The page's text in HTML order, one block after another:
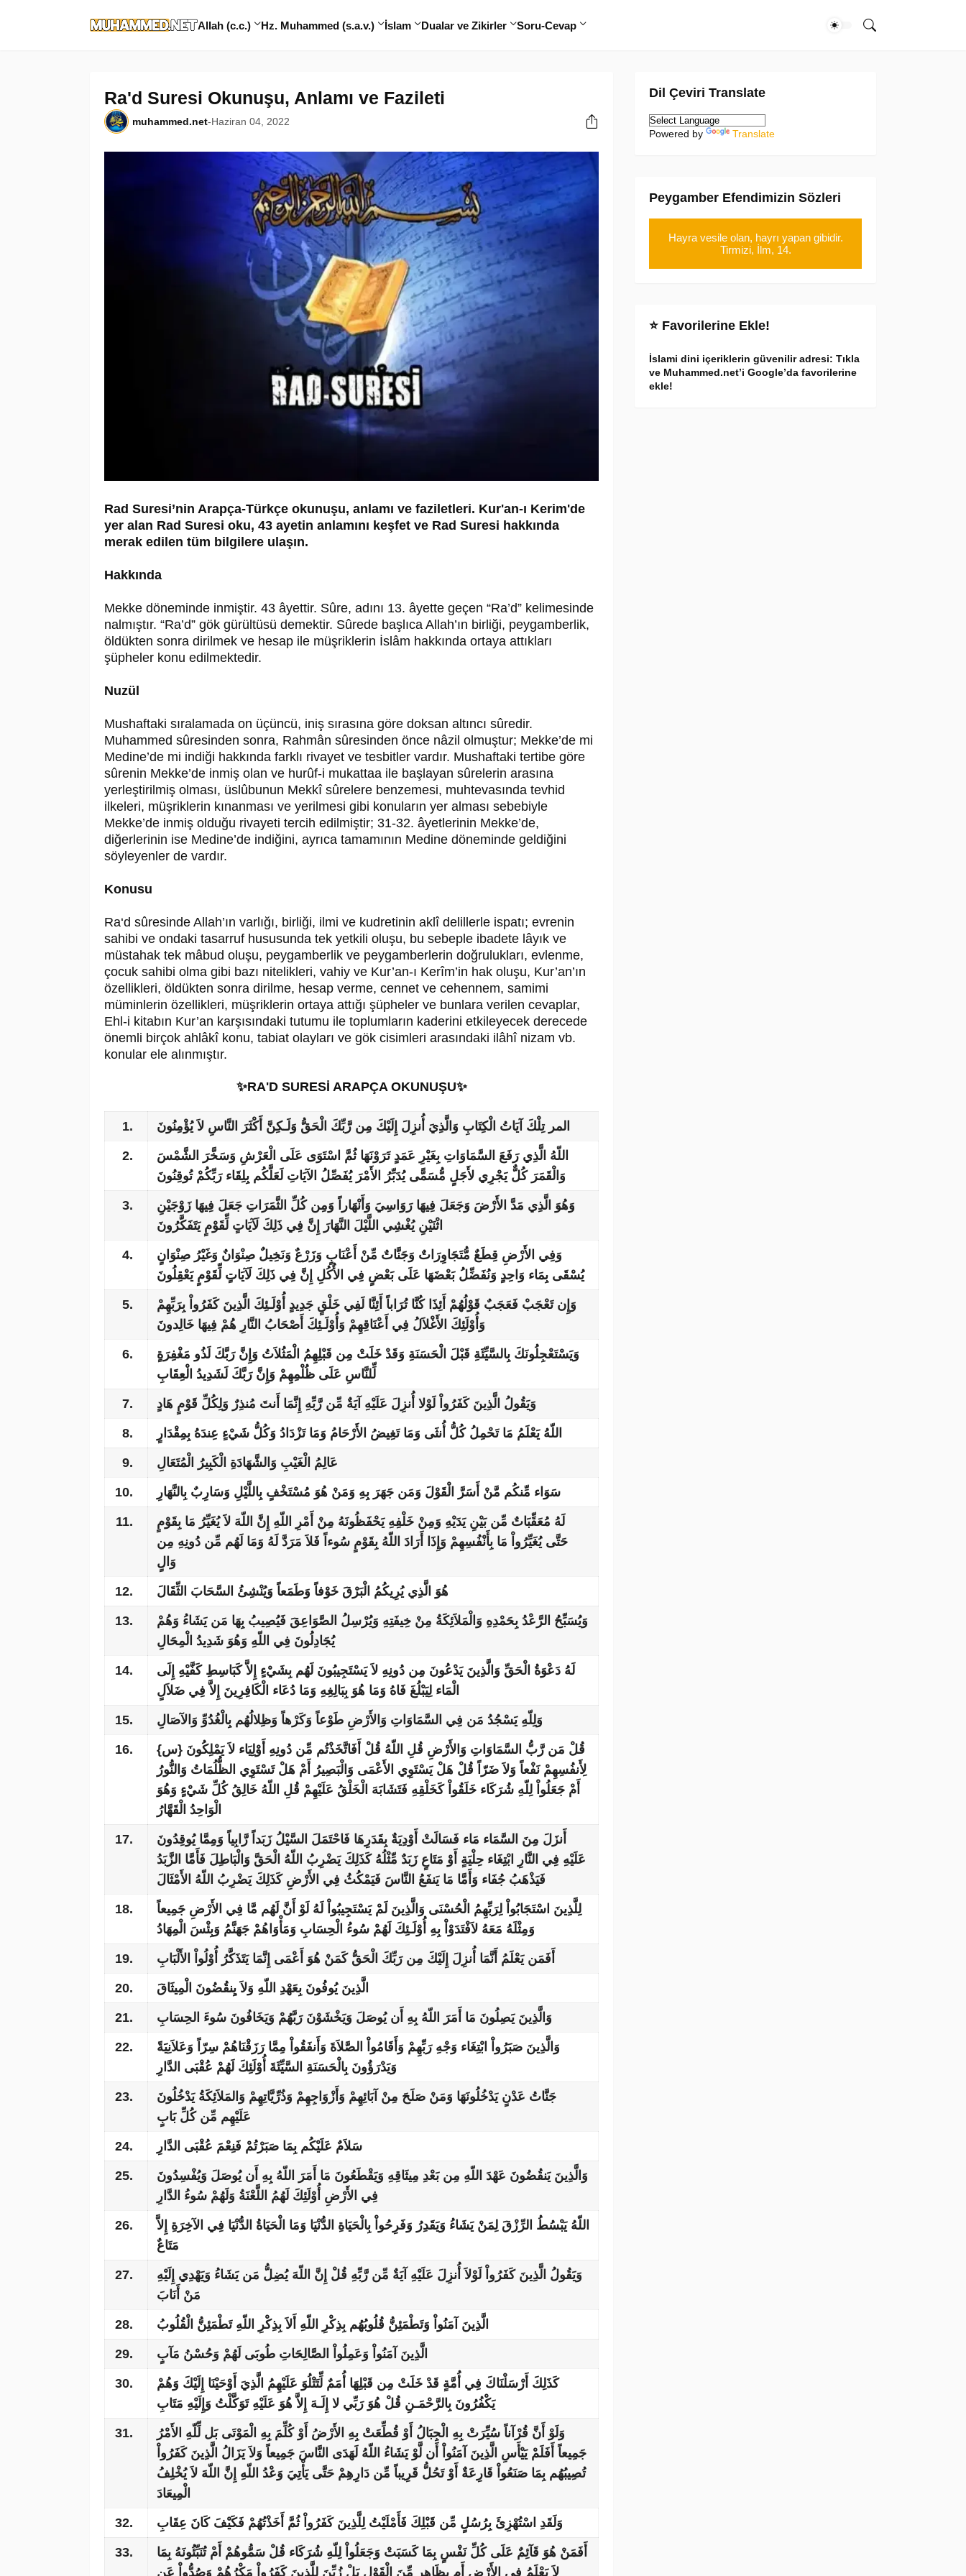
Allah (c.c.) Hz. Muhammed (s.a.v.) İslam Dualar ve Zikirler Soru-Cevap
Ra'd Suresi Okunuşu, Anlamı ve Fazileti
muhammed.net-Haziran 04, 2022
Rad Suresi’nin Arapça-Türkçe okunuşu, anlamı ve faziletleri. Kur'an-ı Kerim'de
yer alan Rad Suresi oku, 43 ayetin anlamını keşfet ve Rad Suresi hakkında
merak edilen tüm bilgilere ulaşın.
Hakkında
Mekke döneminde inmiştir. 43 âyettir. Sûre, adını 13. âyette geçen “Ra’d” kelimesinde
nalmıştır. “Ra’d” gök gürültüsü demektir. Sûrede başlıca Allah’ın birliği, peygamberlik,
öldükten sonra dirilmek ve hesap ile müşriklerin İslâm hakkında ortaya attıkları
şüpheler konu edilmektedir.
Nuzül
Mushaftaki sıralamada on üçüncü, iniş sırasına göre doksan altıncı sûredir.
Muhammed sûresinden sonra, Rahmân sûresinden önce nâzil olmuştur; Mekke’de mi
Medine’de mi indiği hakkında farklı rivayet ve tesbitler vardır. Mushaftaki tertibe göre
sûrenin Mekke’de inmiş olan ve hurûf-i mukattaa ile başlayan sûrelerin arasına
yerleştirilmiş olması, üslûbunun Mekkî sûrelere benzemesi, muhtevasında tevhid
ilkeleri, müşriklerin kınanması ve yerilmesi gibi konuların yer alması sebebiyle
Mekke’de inmiş olduğu rivayeti tercih edilmiştir; 31-32. âyetlerinin Mekke’de,
diğerlerinin ise Medine’de indiğini, ayrıca tamamının Medine döneminde geldiğini
söyleyenler de vardır.
Konusu
Ra‘d sûresinde Allah’ın varlığı, birliği, ilmi ve kudretinin aklî delillerle ispatı; evrenin
sahibi ve ondaki tasarruf hususunda tek yetkili oluşu, bu sebeple ibadete lâyık ve
müstahak tek mâbud oluşu, peygamberlik ve peygamberlerin doğrulukları, evlenme,
çocuk sahibi olma gibi bazı nitelikleri, vahiy ve Kur’an-ı Kerîm’in hak oluşu, Kur’an’ın
özellikleri, öldükten sonra dirilme, hesap verme, cennet ve cehennem, samimi
müminlerin özellikleri, müşriklerin ortaya attığı şüpheler ve bunlara verilen cevaplar,
Ehl-i kitabın Kur’an karşısındaki tutumu ile toplumların kaderini etkileyecek derecede
önemli birçok ahlâkî konu, tabiat olayları ve gök cisimleri arasındaki ilâhî nizam vb.
konular ele alınmıştır.
✨RA'D SURESİ ARAPÇA OKUNUŞU✨
1. المر تِلْكَ آيَاتُ الْكِتَابِ وَالَّذِيَ أُنزِلَ إِلَيْكَ مِن رَّبِّكَ الْحَقُّ وَلَـكِنَّ أَكْثَرَ النَّاسِ لاَ يُؤْمِنُونَ
2.
اللّهُ الَّذِي رَفَعَ السَّمَاوَاتِ بِغَيْرِ عَمَدٍ تَرَوْنَهَا ثُمَّ اسْتَوَى عَلَى الْعَرْشِ وَسَخَّرَ الشَّمْسَ
وَالْقَمَرَ كُلٌّ يَجْرِي لأَجَلٍ مُّسَمًّى يُدَبِّرُ الأَمْرَ يُفَصِّلُ الآيَاتِ لَعَلَّكُم بِلِقَاء رَبِّكُمْ تُوقِنُونَ
3.
وَهُوَ الَّذِي مَدَّ الأَرْضَ وَجَعَلَ فِيهَا رَوَاسِيَ وَأَنْهَاراً وَمِن كُلِّ الثَّمَرَاتِ جَعَلَ فِيهَا زَوْجَيْنِ
اثْنَيْنِ يُغْشِي اللَّيْلَ النَّهَارَ إِنَّ فِي ذَلِكَ لَآيَاتٍ لِّقَوْمٍ يَتَفَكَّرُونَ
4.
وَفِي الأَرْضِ قِطَعٌ مُّتَجَاوِرَاتٌ وَجَنَّاتٌ مِّنْ أَعْنَابٍ وَزَرْعٌ وَنَخِيلٌ صِنْوَانٌ وَغَيْرُ صِنْوَانٍ
يُسْقَى بِمَاء وَاحِدٍ وَنُفَضِّلُ بَعْضَهَا عَلَى بَعْضٍ فِي الأُكُلِ إِنَّ فِي ذَلِكَ لَآيَاتٍ لِّقَوْمٍ يَعْقِلُونَ
5.
وَإِن تَعْجَبْ فَعَجَبٌ قَوْلُهُمْ أَئِذَا كُنَّا تُرَاباً أَئِنَّا لَفِي خَلْقٍ جَدِيدٍ أُوْلَـئِكَ الَّذِينَ كَفَرُواْ بِرَبِّهِمْ
وَأُوْلَئِكَ الأَغْلاَلُ فِي أَعْنَاقِهِمْ وَأُوْلَـئِكَ أَصْحَابُ النَّارِ هُمْ فِيهَا خَالِدونَ
6.
وَيَسْتَعْجِلُونَكَ بِالسَّيِّئَةِ قَبْلَ الْحَسَنَةِ وَقَدْ خَلَتْ مِن قَبْلِهِمُ الْمَثُلاَتُ وَإِنَّ رَبَّكَ لَذُو مَغْفِرَةٍ
لِّلنَّاسِ عَلَى ظُلْمِهِمْ وَإِنَّ رَبَّكَ لَشَدِيدُ الْعِقَابِ
7. وَيَقُولُ الَّذِينَ كَفَرُواْ لَوْلا أُنزِلَ عَلَيْهِ آيَةٌ مِّن رَّبِّهِ إِنَّمَا أَنتَ مُنذِرٌ وَلِكُلِّ قَوْمٍ هَادٍ
8. اللّهُ يَعْلَمُ مَا تَحْمِلُ كُلُّ أُنثَى وَمَا تَغِيضُ الأَرْحَامُ وَمَا تَزْدَادُ وَكُلُّ شَيْءٍ عِندَهُ بِمِقْدَارٍ
9. عَالِمُ الْغَيْبِ وَالشَّهَادَةِ الْكَبِيرُ الْمُتَعَالِ
10. سَوَاء مِّنكُم مَّنْ أَسَرَّ الْقَوْلَ وَمَن جَهَرَ بِهِ وَمَنْ هُوَ مُسْتَخْفٍ بِاللَّيْلِ وَسَارِبٌ بِالنَّهَارِ
11.
لَهُ مُعَقِّبَاتٌ مِّن بَيْنِ يَدَيْهِ وَمِنْ خَلْفِهِ يَحْفَظُونَهُ مِنْ أَمْرِ اللّهِ إِنَّ اللّهَ لاَ يُغَيِّرُ مَا بِقَوْمٍ
حَتَّى يُغَيِّرُواْ مَا بِأَنْفُسِهِمْ وَإِذَا أَرَادَ اللّهُ بِقَوْمٍ سُوءاً فَلاَ مَرَدَّ لَهُ وَمَا لَهُم مِّن دُونِهِ مِن
وَالٍ
12. هُوَ الَّذِي يُرِيكُمُ الْبَرْقَ خَوْفاً وَطَمَعاً وَيُنْشِئُ السَّحَابَ الثِّقَالَ
13.
وَيُسَبِّحُ الرَّعْدُ بِحَمْدِهِ وَالْمَلاَئِكَةُ مِنْ خِيفَتِهِ وَيُرْسِلُ الصَّوَاعِقَ فَيُصِيبُ بِهَا مَن يَشَاءُ وَهُمْ
يُجَادِلُونَ فِي اللّهِ وَهُوَ شَدِيدُ الْمِحَالِ
14.
لَهُ دَعْوَةُ الْحَقِّ وَالَّذِينَ يَدْعُونَ مِن دُونِهِ لاَ يَسْتَجِيبُونَ لَهُم بِشَيْءٍ إِلاَّ كَبَاسِطِ كَفَّيْهِ إِلَى
الْمَاء لِيَبْلُغَ فَاهُ وَمَا هُوَ بِبَالِغِهِ وَمَا دُعَاء الْكَافِرِينَ إِلاَّ فِي ضَلاَلٍ
15. وَلِلّهِ يَسْجُدُ مَن فِي السَّمَاوَاتِ وَالأَرْضِ طَوْعاً وَكَرْهاً وَظِلالُهُم بِالْغُدُوِّ وَالآصَالِ
16.
{س} قُلْ مَن رَّبُّ السَّمَاوَاتِ وَالأَرْضِ قُلِ اللّهُ قُلْ أَفَاتَّخَذْتُم مِّن دُونِهِ أَوْلِيَاء لاَ يَمْلِكُونَ
لِأَنفُسِهِمْ نَفْعاً وَلاَ ضَرّاً قُلْ هَلْ يَسْتَوِي الأَعْمَى وَالْبَصِيرُ أَمْ هَلْ تَسْتَوِي الظُّلُمَاتُ وَالنُّورُ
أَمْ جَعَلُواْ لِلّهِ شُرَكَاء خَلَقُواْ كَخَلْقِهِ فَتَشَابَهَ الْخَلْقُ عَلَيْهِمْ قُلِ اللّهُ خَالِقُ كُلِّ شَيْءٍ وَهُوَ
الْوَاحِدُ الْقَهَّارُ
17.
أَنزَلَ مِنَ السَّمَاء مَاء فَسَالَتْ أَوْدِيَةٌ بِقَدَرِهَا فَاحْتَمَلَ السَّيْلُ زَبَداً رَّابِياً وَمِمَّا يُوقِدُونَ
عَلَيْهِ فِي النَّارِ ابْتِغَاء حِلْيَةٍ أَوْ مَتَاعٍ زَبَدٌ مِّثْلُهُ كَذَلِكَ يَضْرِبُ اللّهُ الْحَقَّ وَالْبَاطِلَ فَأَمَّا الزَّبَدُ
فَيَذْهَبُ جُفَاء وَأَمَّا مَا يَنفَعُ النَّاسَ فَيَمْكُثُ فِي الأَرْضِ كَذَلِكَ يَضْرِبُ اللّهُ الأَمْثَالَ
18.
لِلَّذِينَ اسْتَجَابُواْ لِرَبِّهِمُ الْحُسْنَى وَالَّذِينَ لَمْ يَسْتَجِيبُواْ لَهُ لَوْ أَنَّ لَهُم مَّا فِي الأَرْضِ جَمِيعاً
وَمِثْلَهُ مَعَهُ لاَفْتَدَوْاْ بِهِ أُوْلَـئِكَ لَهُمْ سُوءُ الْحِسَابِ وَمَأْوَاهُمْ جَهَنَّمُ وَبِئْسَ الْمِهَادُ
19. أَفَمَن يَعْلَمُ أَنَّمَا أُنزِلَ إِلَيْكَ مِن رَبِّكَ الْحَقُّ كَمَنْ هُوَ أَعْمَى إِنَّمَا يَتَذَكَّرُ أُوْلُواْ الأَلْبَابِ
20. الَّذِينَ يُوفُونَ بِعَهْدِ اللّهِ وَلاَ يِنقُضُونَ الْمِيثَاقَ
21. وَالَّذِينَ يَصِلُونَ مَا أَمَرَ اللّهُ بِهِ أَن يُوصَلَ وَيَخْشَوْنَ رَبَّهُمْ وَيَخَافُونَ سُوءَ الحِسَابِ
22.
وَالَّذِينَ صَبَرُواْ ابْتِغَاء وَجْهِ رَبِّهِمْ وَأَقَامُواْ الصَّلاَةَ وَأَنفَقُواْ مِمَّا رَزَقْنَاهُمْ سِرّاً وَعَلاَنِيَةً
وَيَدْرَؤُونَ بِالْحَسَنَةِ السَّيِّئَةَ أُوْلَئِكَ لَهُمْ عُقْبَى الدَّارِ
23.
جَنَّاتُ عَدْنٍ يَدْخُلُونَهَا وَمَنْ صَلَحَ مِنْ آبَائِهِمْ وَأَزْوَاجِهِمْ وَذُرِّيَّاتِهِمْ وَالمَلاَئِكَةُ يَدْخُلُونَ
عَلَيْهِم مِّن كُلِّ بَابٍ
24. سَلاَمٌ عَلَيْكُم بِمَا صَبَرْتُمْ فَنِعْمَ عُقْبَى الدَّارِ
25.
وَالَّذِينَ يَنقُضُونَ عَهْدَ اللّهِ مِن بَعْدِ مِيثَاقِهِ وَيَقْطَعُونَ مَا أَمَرَ اللّهُ بِهِ أَن يُوصَلَ وَيُفْسِدُونَ
فِي الأَرْضِ أُوْلَئِكَ لَهُمُ اللَّعْنَةُ وَلَهُمْ سُوءُ الدَّارِ
26.
اللّهُ يَبْسُطُ الرِّزْقَ لِمَنْ يَشَاءُ وَيَقَدِرُ وَفَرِحُواْ بِالْحَيَاةِ الدُّنْيَا وَمَا الْحَيَاةُ الدُّنْيَا فِي الآخِرَةِ إِلاَّ
مَتَاعٌ
27.
وَيَقُولُ الَّذِينَ كَفَرُواْ لَوْلاَ أُنزِلَ عَلَيْهِ آيَةٌ مِّن رَّبِّهِ قُلْ إِنَّ اللّهَ يُضِلُّ مَن يَشَاءُ وَيَهْدِي إِلَيْهِ
مَنْ أَنَابَ
28. الَّذِينَ آمَنُواْ وَتَطْمَئِنُّ قُلُوبُهُم بِذِكْرِ اللّهِ أَلاَ بِذِكْرِ اللّهِ تَطْمَئِنُّ الْقُلُوبُ
29. الَّذِينَ آمَنُواْ وَعَمِلُواْ الصَّالِحَاتِ طُوبَى لَهُمْ وَحُسْنُ مَآبٍ
30.
كَذَلِكَ أَرْسَلْنَاكَ فِي أُمَّةٍ قَدْ خَلَتْ مِن قَبْلِهَا أُمَمٌ لِّتَتْلُوَ عَلَيْهِمُ الَّذِيَ أَوْحَيْنَا إِلَيْكَ وَهُمْ
يَكْفُرُونَ بِالرَّحْمَـنِ قُلْ هُوَ رَبِّي لا إِلَـهَ إِلاَّ هُوَ عَلَيْهِ تَوَكَّلْتُ وَإِلَيْهِ مَتَابِ
31.
وَلَوْ أَنَّ قُرْآناً سُيِّرَتْ بِهِ الْجِبَالُ أَوْ قُطِّعَتْ بِهِ الأَرْضُ أَوْ كُلِّمَ بِهِ الْمَوْتَى بَل لِّلّهِ الأَمْرُ
جَمِيعاً أَفَلَمْ يَيْأَسِ الَّذِينَ آمَنُواْ أَن لَّوْ يَشَاءُ اللّهُ لَهَدَى النَّاسَ جَمِيعاً وَلاَ يَزَالُ الَّذِينَ كَفَرُواْ
تُصِيبُهُم بِمَا صَنَعُواْ قَارِعَةٌ أَوْ تَحُلُّ قَرِيباً مِّن دَارِهِمْ حَتَّى يَأْتِيَ وَعْدُ اللّهِ إِنَّ اللّهَ لاَ يُخْلِفُ
الْمِيعَادَ
32. وَلَقَدِ اسْتُهْزِئَ بِرُسُلٍ مِّن قَبْلِكَ فَأَمْلَيْتُ لِلَّذِينَ كَفَرُواْ ثُمَّ أَخَذْتُهُمْ فَكَيْفَ كَانَ عِقَابِ
33.
أَفَمَنْ هُوَ قَآئِمٌ عَلَى كُلِّ نَفْسٍ بِمَا كَسَبَتْ وَجَعَلُواْ لِلّهِ شُرَكَاء قُلْ سَمُّوهُمْ أَمْ تُنَبِّئُونَهُ بِمَا
لاَ يَعْلَمُ فِي الأَرْضِ أَم بِظَاهِرٍ مِّنَ الْقَوْلِ بَلْ زُيِّنَ لِلَّذِينَ كَفَرُواْ مَكْرُهُمْ وَصُدُّواْ عَنِ
Dil Çeviri Translate
Powered by Translate
Peygamber Efendimizin Sözleri
Hayra vesile olan, hayrı yapan gibidir.
Tirmizi, İlm, 14.
⭐ Favorilerine Ekle!
İslami dini içeriklerin güvenilir adresi: Tıkla
ve Muhammed.net’i Google’da favorilerine
ekle!